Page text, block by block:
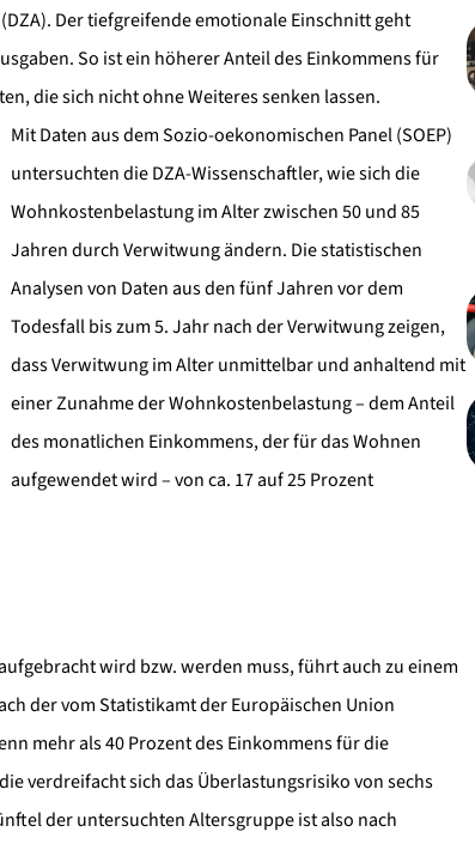
(DZA). Der tiefgreifende emotionale Einschnitt geht
So ist ein höherer Anteil des Einkommens für
die sich nicht ohne Weiteres senken lassen.
Mit Daten aus dem Sozio-oekonomischen Panel (SOEP)
untersuchten die DZA-Wissenschaftler, wie sich die
Wohnkostenbelastung im Alter zwischen 50 und 85
Jahren durch Verwitwung ändern. Die statistischen
Analysen von Daten aus den fünf Jahren vor dem
Todesfall bis zum 5. Jahr nach der Verwitwung zeigen,
dass Verwitwung im Alter unmittelbar und anhaltend mit
einer Zunahme der Wohnkostenbelastung – dem Anteil
des monatlichen Einkommens, der für das Wohnen
aufgewendet wird – von ca. 17 auf 25 Prozent
wird bzw. werden muss, führt auch zu einem
der vom Statistikamt der Europäischen Union
mehr als 40 Prozent des Einkommens für die
verdreifacht sich das Überlastungsrisiko von sechs
der untersuchten Altersgruppe ist also nach